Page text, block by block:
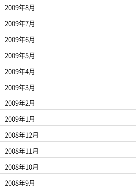
2009年8月
2009年7月
2009年6月
2009年5月
2009年4月
2009年3月
2009年2月
2009年1月
2008年12月
2008年11月
2008年10月
2008年9月